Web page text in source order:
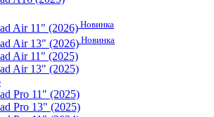
Air 11" (2026) Новинка
Air 13" (2026) Новинка
Air 11" (2025)
Air 13" (2025)
Pro 11" (2025)
Pro 13" (2025)